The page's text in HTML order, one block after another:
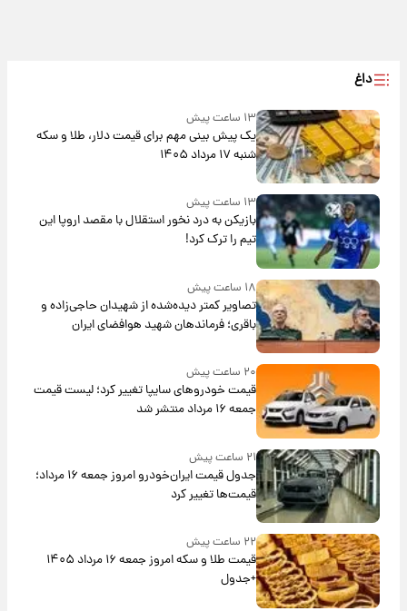
داغ
۱۳ ساعت پیش
یک پیش ‌بینی مهم برای قیمت دلار، طلا و سکه
شنبه ۱۷ مرداد ۱۴۰۵
۱۳ ساعت پیش
بازیکن به درد نخور استقلال با مقصد اروپا این
تیم را ترک کرد!
۱۸ ساعت پیش
تصاویر کمتر دیده‌شده از شهیدان حاجی‌زاده و
باقری؛ فرماندهان شهید هوافضای ایران
۲۰ ساعت پیش
قیمت خودروهای سایپا تغییر کرد؛ لیست قیمت
جمعه ۱۶ مرداد منتشر شد
۲۱ ساعت پیش
جدول قیمت ایران‌خودرو امروز جمعه ۱۶ مرداد؛
قیمت‌ها تغییر کرد
۲۲ ساعت پیش
قیمت طلا و سکه امروز جمعه ۱۶ مرداد ۱۴۰۵
+جدول